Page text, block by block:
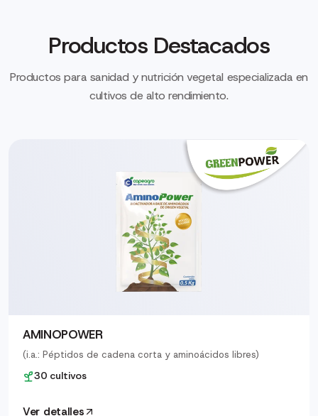
Productos Destacados
Productos para sanidad y nutrición vegetal especializada en
cultivos de alto rendimiento.
AMINOPOWER
(i.a.: Péptidos de cadena corta y aminoácidos libres)
30 cultivos
Ver detalles